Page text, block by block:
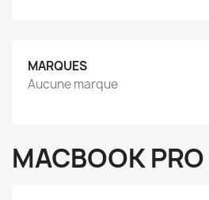
MARQUES
Aucune marque
MACBOOK